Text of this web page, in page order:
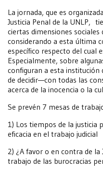
La jornada, que es
Justicia Penal de la UNLP,
ciertas dimensiones sociales
considerando a esta última
específico respecto del cual
Especialmente, sobre
configuran a esta institución
de decidir—con todas las
acerca de la inocencia o la
Se prevén 7 mesas de
1) Los tiempos de la justicia
eficacia en el trabajo judicial
2) ¿A favor o en contra de la
trabajo de las burocracias